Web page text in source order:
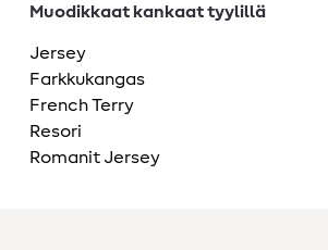
Muodikkaat kankaat tyylillä
Jersey
Farkkukangas
French Terry
Resori
Romanit Jersey